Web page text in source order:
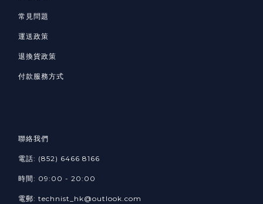
常見問題
運送政策
退換貨政策
付款服務方式
聯絡我們
電話: (852) 6466 8166
時間: 09:00 - 20:00
電郵: technist_hk@outlook.com